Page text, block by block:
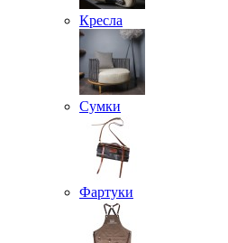
Кресла
Сумки
Фартуки